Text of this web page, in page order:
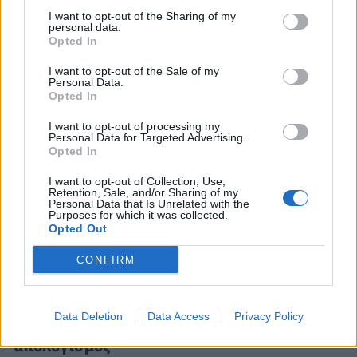
I want to opt-out of the Sharing of my
personal data.
Opted In
I want to opt-out of the Sale of my
Personal Data.
Opted In
I want to opt-out of processing my
Personal Data for Targeted Advertising.
Opted In
I want to opt-out of Collection, Use,
Retention, Sale, and/or Sharing of my
Personal Data that Is Unrelated with the
Purposes for which it was collected.
Opted Out
CONFIRM
Data Deletion Data Access Privacy Policy
Διάβασε επίσης
Εικονική αερομαχία με
οπλισμένα τουρκικά F-16
στο Αιγαίο – 10
παραβάσεις και 17
παραβιάσεις ο
απολογισμός
Ιράν σε κράτη
σταματήσει τις
αλλιώς θα σας
χτυπήσουμε»